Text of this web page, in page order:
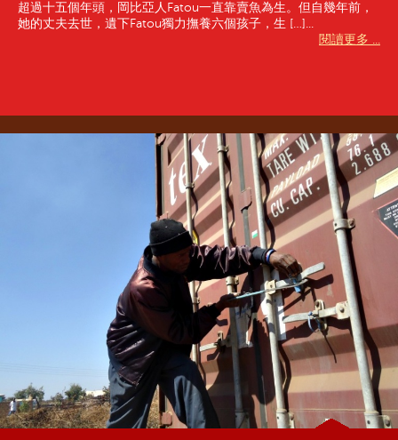
超過十五個年頭，岡比亞人Fatou一直靠賣魚為生。但自幾年前，
她的丈夫去世，遺下Fatou獨力撫養六個孩子，生 […]...
閱讀更多 ...